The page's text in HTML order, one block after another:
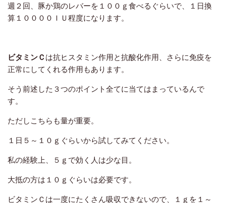
週２回、豚か鶏のレバーを１００ｇ食べるぐらいで、１日換
算１００００ＩＵ程度になります。
ビタミンＣ は抗ヒスタミン作用と抗酸化作用、さらに免疫を
正常にしてくれる作用もあります。
そう前述した３つのポイント全てに当てはまっているんで
す。
ただしこちらも量が重要。
１日５～１０ｇぐらいから試してみてください。
私の経験上、５ｇで効く人は少な目。
大抵の方は１０ｇぐらいは必要です。
ビタミンＣは一度にたくさん吸収できないので、１ｇを１～